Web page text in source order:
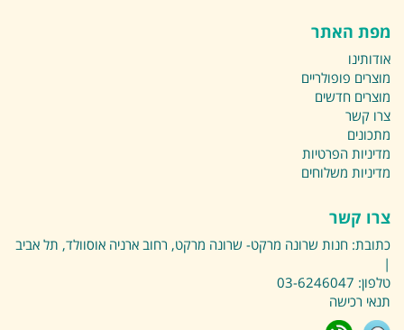
מפת האתר
אודותינו
מוצרים פופולריים
מוצרים חדשים
צרו קשר
מתכונים
מדיניות הפרטיות
מדיניות משלוחים
צרו קשר
כתובת: חנות שרונה מרקט- שרונה מרקט, רחוב ארניה אוסוולד, תל אביב
|
טלפון: 03-6246047
תנאי רכישה